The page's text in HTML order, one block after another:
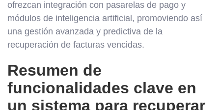
ofrezcan integración con pasarelas de pago y
módulos de inteligencia artificial, promoviendo así
una gestión avanzada y predictiva de la
recuperación de facturas vencidas.
Resumen de
funcionalidades clave en
un sistema para recuperar